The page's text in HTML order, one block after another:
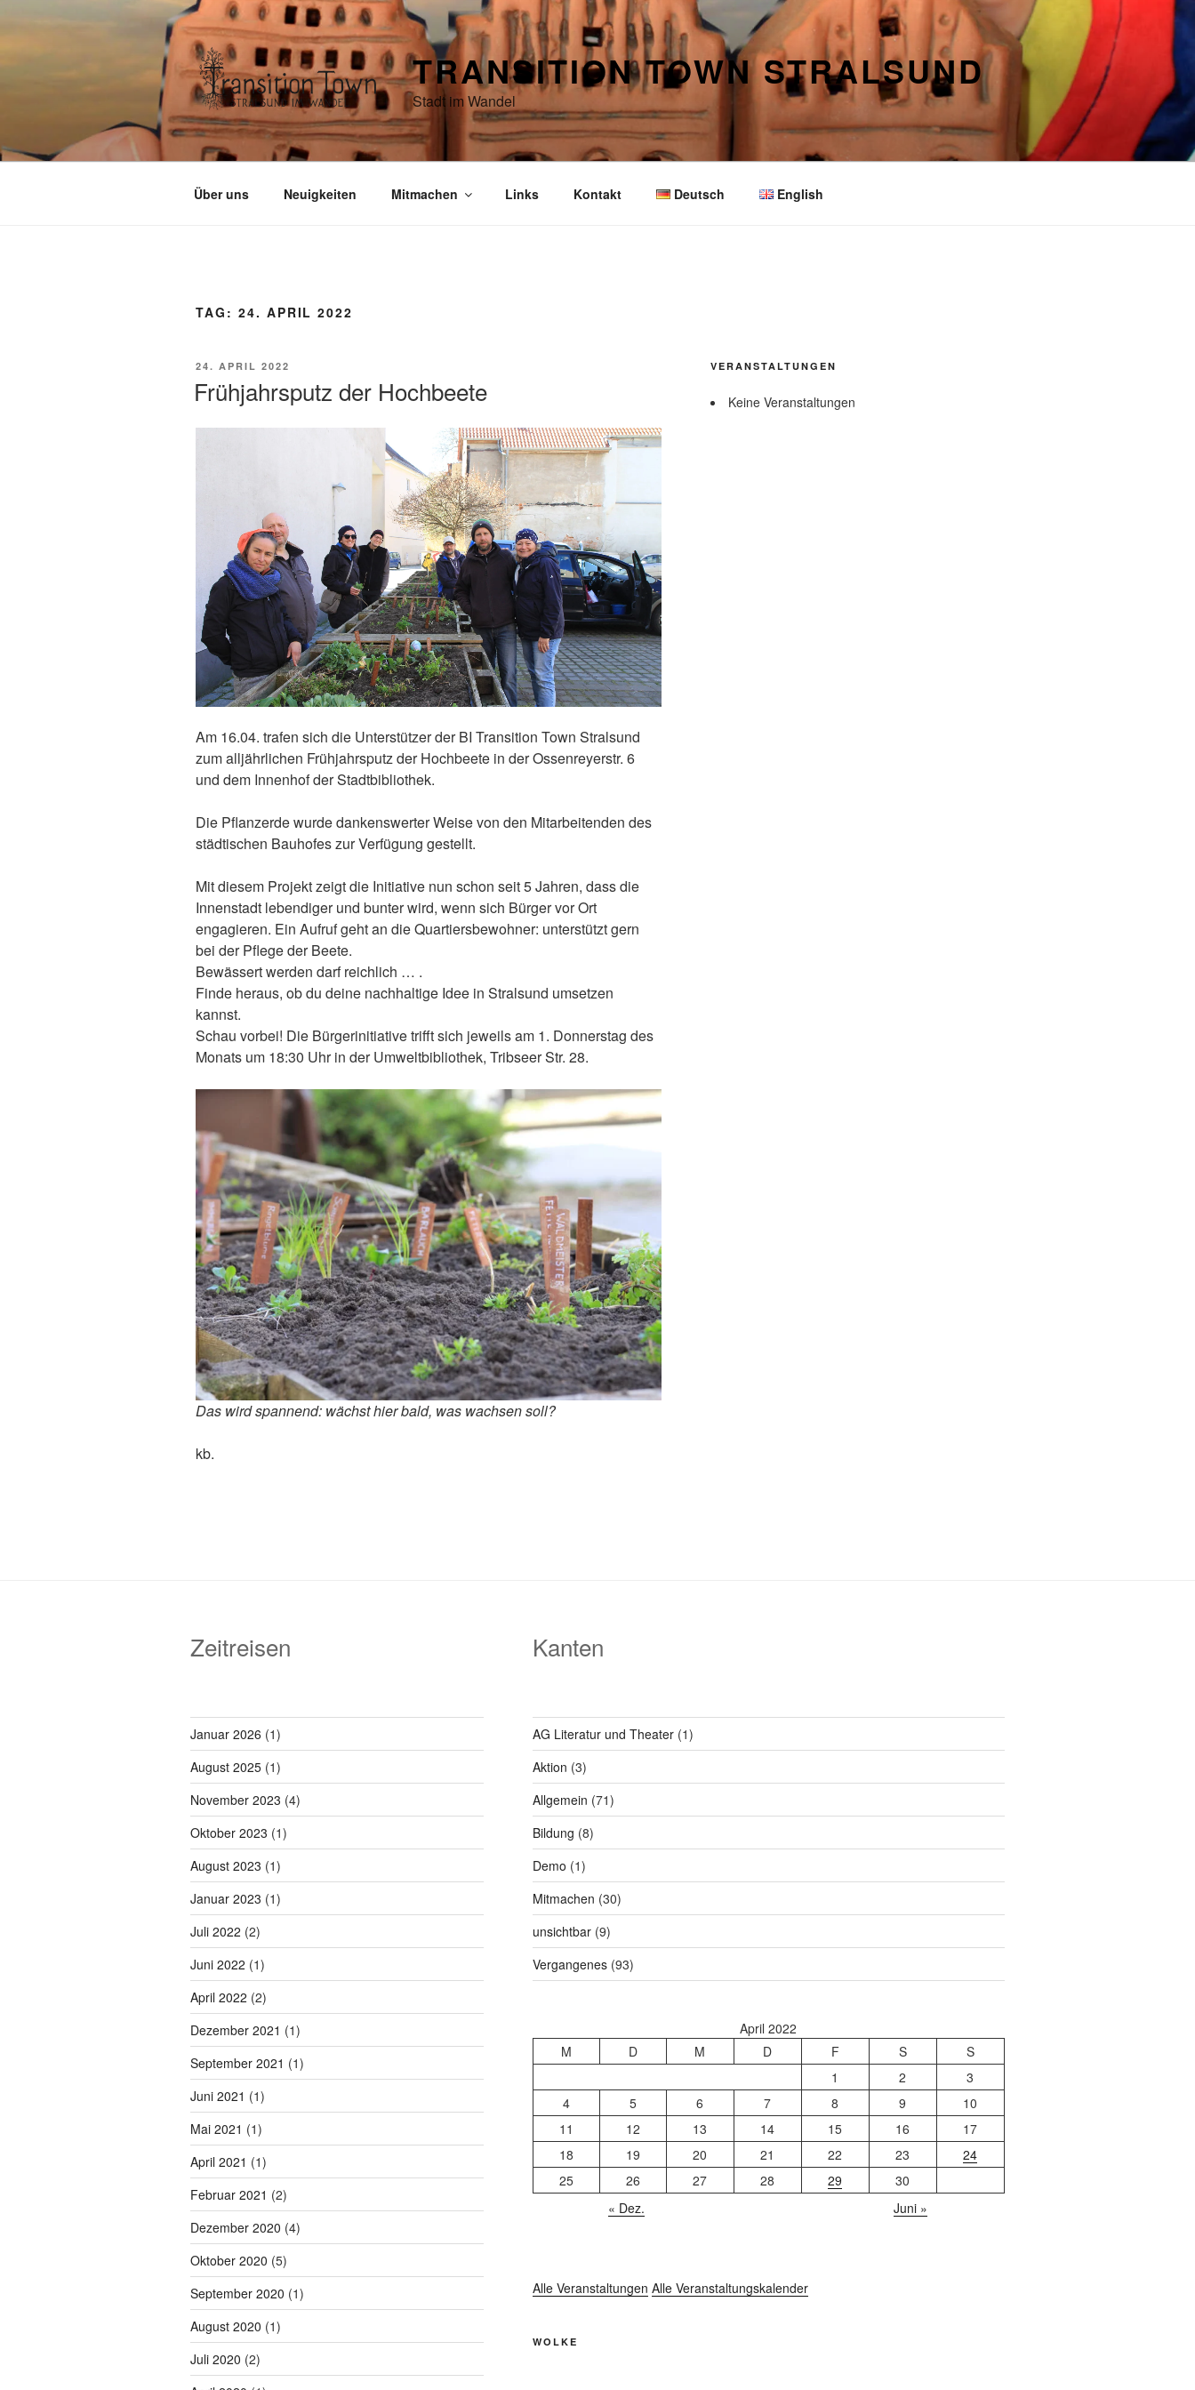
springen
TRANSITION TOWN STRALSUND
Stadt im Wandel
Über uns Neuigkeiten Mitmachen Links Kontakt Deutsch English
TAG: 24. APRIL 2022
VERÖFFENTLICHT
24. APRIL 2022
Frühjahrsputz der Hochbeete
Am 16.04. trafen sich die Unterstützer der BI Transition Town Stralsund
zum alljährlichen Frühjahrsputz der Hochbeete in der Ossenreyerstr. 6
und dem Innenhof der Stadtbibliothek.
Die Pflanzerde wurde dankenswerter Weise von den Mitarbeitenden des
städtischen Bauhofes zur Verfügung gestellt.
Mit diesem Projekt zeigt die Initiative nun schon seit 5 Jahren, dass die
Innenstadt lebendiger und bunter wird, wenn sich Bürger vor Ort
engagieren. Ein Aufruf geht an die Quartiersbewohner: unterstützt gern
bei der Pflege der Beete.
Bewässert werden darf reichlich … .
Finde heraus, ob du deine nachhaltige Idee in Stralsund umsetzen
kannst.
Schau vorbei! Die Bürgerinitiative trifft sich jeweils am 1. Donnerstag des
Monats um 18:30 Uhr in der Umweltbibliothek, Tribseer Str. 28.
Das wird spannend: wächst hier bald, was wachsen soll?
kb.
VERANSTALTUNGEN
Keine Veranstaltungen
Zeitreisen
Januar 2026 (1)
August 2025 (1)
November 2023 (4)
Oktober 2023 (1)
August 2023 (1)
Januar 2023 (1)
Juli 2022 (2)
Juni 2022 (1)
April 2022 (2)
Dezember 2021 (1)
September 2021 (1)
Juni 2021 (1)
Mai 2021 (1)
April 2021 (1)
Februar 2021 (2)
Dezember 2020 (4)
Oktober 2020 (5)
September 2020 (1)
August 2020 (1)
Juli 2020 (2)
Kanten
AG Literatur und Theater(1)
Aktion (3)
Allgemein (71)
Bildung (8)
Demo (1)
Mitmachen (30)
unsichtbar(9)
Vergangenes(93)
April 2022
M
D M D F S
S
1
2
3
4
5 6 7 8 9
10
11
12 13 14 15 16
17
18
19 20 21 22 23
24
25
26 27 28 29
30
« Dez.
Juni »
Alle Veranstaltungen Alle Veranstaltungskalender
WOLKE